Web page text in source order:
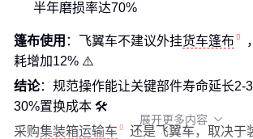
半年磨损率达70%
篷布使用 ：飞翼车不建议外挂货车篷布
耗增加12% ⚠️
结论：规范操作能让关键部件寿命延长2-
30%置换成本 🛠️
采购集装箱运输车
还是飞翼车，取决于
展开更多内容 